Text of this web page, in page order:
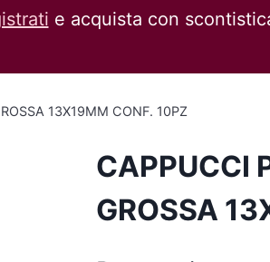
e acquista con
13X19MM CONF. 10PZ
CAPPUCCI
GROSSA